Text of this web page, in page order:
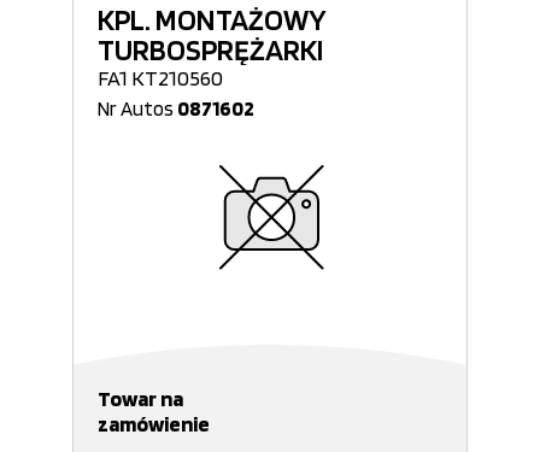
KPL. MONTAŻOWY
TURBOSPRĘŻARKI
FA1 KT210560
Nr Autos 0871602
Towar na
zamówienie